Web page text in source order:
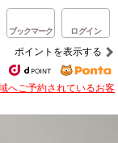
ブックマーク ログイン
ポイントを表示する
へご予約されているお客